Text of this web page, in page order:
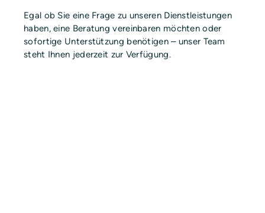
Egal ob Sie eine Frage zu unseren Dienstleistungen
haben, eine Beratung vereinbaren möchten oder
sofortige Unterstützung benötigen – unser Team
steht Ihnen jederzeit zur Verfügung.